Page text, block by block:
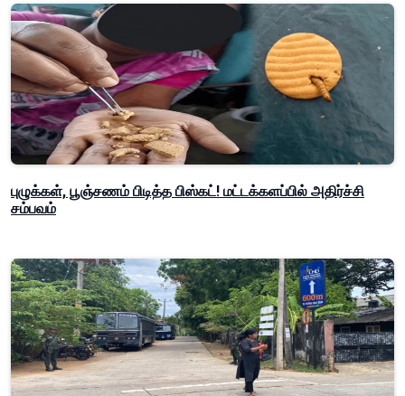
புழுக்கள், பூஞ்சணம் பிடித்த பிஸ்கட்! மட்டக்களப்பில் அதிர்ச்சி
சம்பவம்